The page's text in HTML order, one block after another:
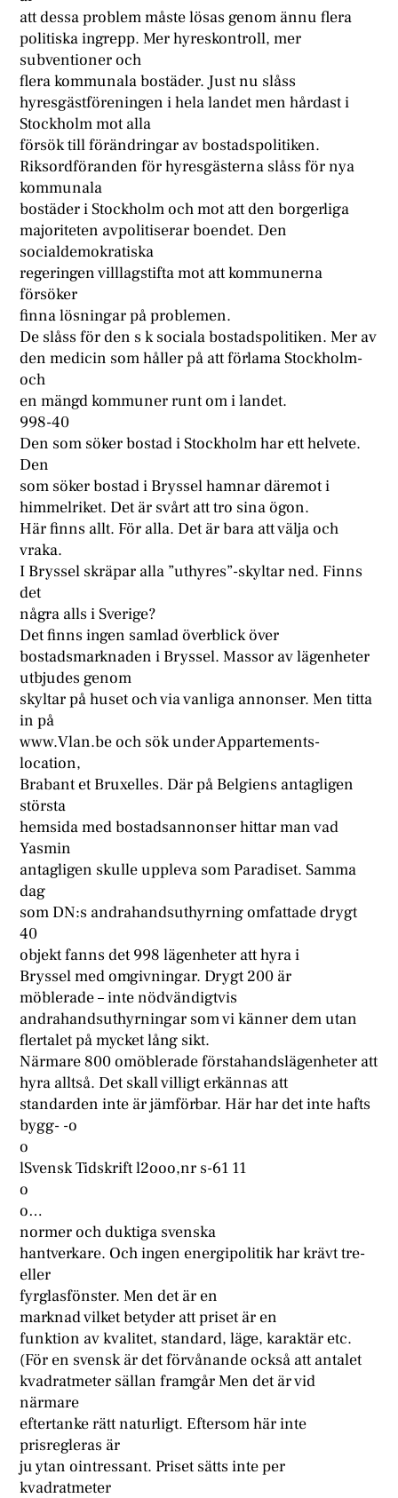
att dessa problem måste lösas genom ännu flera
politiska ingrepp. Mer hyreskontroll, mer
subventioner och
flera kommunala bostäder. Just nu slåss
hyresgästföreningen i hela landet men hårdast i
Stockholm mot alla
försök till förändringar av bostadspolitiken.
Riksordföranden för hyresgästerna slåss för nya
kommunala
bostäder i Stockholm och mot att den borgerliga
majoriteten avpolitiserar boendet. Den
socialdemokratiska
regeringen villlagstifta mot att kommunerna
försöker
finna lösningar på problemen.
De slåss för den s k sociala bostadspolitiken. Mer av
den medicin som håller på att förlama Stockholm-
och
en mängd kommuner runt om i landet.
998-40
Den som söker bostad i Stockholm har ett helvete.
Den
som söker bostad i Bryssel hamnar däremot i
himmelriket. Det är svårt att tro sina ögon.
Här finns allt. För alla. Det är bara att välja och
vraka.
I Bryssel skräpar alla ”uthyres”-skyltar ned. Finns
det
några alls i Sverige?
Det finns ingen samlad överblick över
bostadsmarknaden i Bryssel. Massor av lägenheter
utbjudes genom
skyltar på huset och via vanliga annonser. Men titta
in på
www.Vlan.be och sök under Appartements-
location,
Brabant et Bruxelles. Där på Belgiens antagligen
största
hemsida med bostadsannonser hittar man vad
Yasmin
antagligen skulle uppleva som Paradiset. Samma
dag
som DN:s andrahandsuthyrning omfattade drygt
40
objekt fanns det 998 lägenheter att hyra i
Bryssel med omgivningar. Drygt 200 är
möblerade – inte nödvändigtvis
andrahandsuthyrningar som vi känner dem utan
flertalet på mycket lång sikt.
Närmare 800 omöblerade förstahandslägenheter att
hyra alltså. Det skall villigt erkännas att
standarden inte är jämförbar. Här har det inte hafts
bygg- -o
o
lSvensk Tidskrift l2ooo,nr s-61 11
o
o…
normer och duktiga svenska
hantverkare. Och ingen energipolitik har krävt tre-
eller
fyrglasfönster. Men det är en
marknad vilket betyder att priset är en
funktion av kvalitet, standard, läge, karaktär etc.
(För en svensk är det förvånande också att antalet
kvadratmeter sällan framgår Men det är vid
närmare
eftertanke rätt naturligt. Eftersom här inte
prisregleras är
ju ytan ointressant. Priset sätts inte per
kvadratmeter